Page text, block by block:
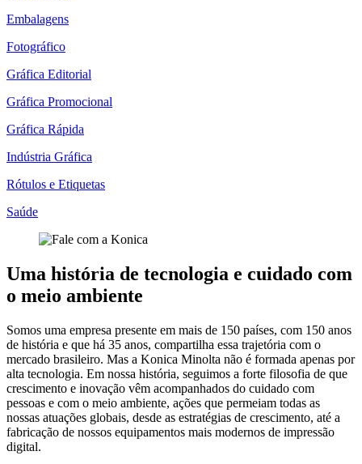
Embalagens
Fotográfico
Gráfica Editorial
Gráfica Promocional
Gráfica Rápida
Indústria Gráfica
Rótulos e Etiquetas
Saúde
Uma história de tecnologia e cuidado com
o meio ambiente
Somos uma empresa presente em mais de 150 países, com 150 anos
de história e que há 35 anos, compartilha essa trajetória com o
mercado brasileiro. Mas a Konica Minolta não é formada apenas por
alta tecnologia. Em nossa história, seguimos a forte filosofia de que
crescimento e inovação vêm acompanhados do cuidado com
pessoas e com o meio ambiente, ações que permeiam todas as
nossas atuações globais, desde as estratégias de crescimento, até a
fabricação de nossos equipamentos mais modernos de impressão
digital.